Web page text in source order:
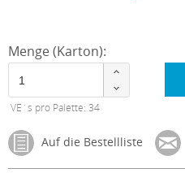
Menge (Karton):
VE´s pro Palette: 34
Auf die Bestellliste